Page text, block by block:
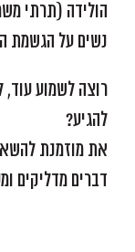
הולידה (תרתי
נשים על הגשמת
רוצה לשמוע עוד,
להגיע?
את מוזמנת
דברים מדליקים